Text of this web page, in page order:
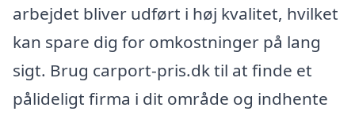
arbejdet bliver udført i høj kvalitet, hvilket
kan spare dig for omkostninger på lang
sigt. Brug carport-pris.dk til at finde et
pålideligt firma i dit område og indhente